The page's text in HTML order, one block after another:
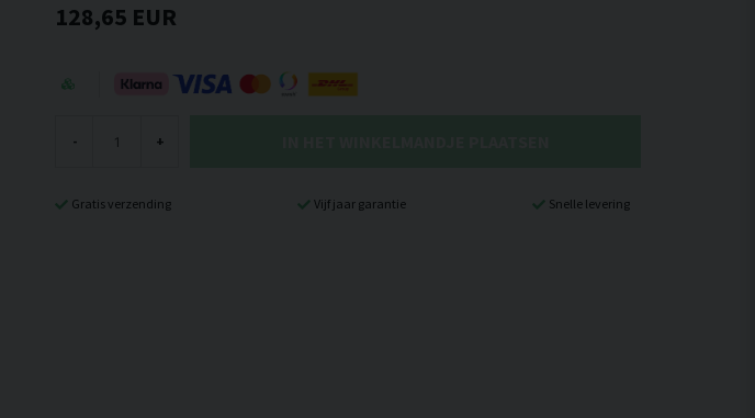
128,65 EUR
- +
Gratis verzending Vijf jaar garantie Snelle levering